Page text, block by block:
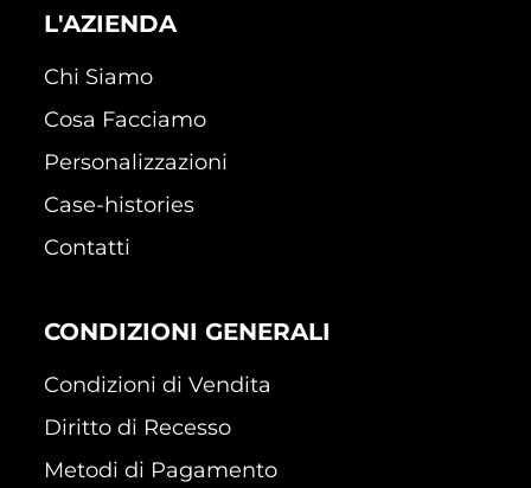
L'AZIENDA
Chi Siamo
Cosa Facciamo
Personalizzazioni
Case-histories
Contatti
CONDIZIONI GENERALI
Condizioni di Vendita
Diritto di Recesso
Metodi di Pagamento